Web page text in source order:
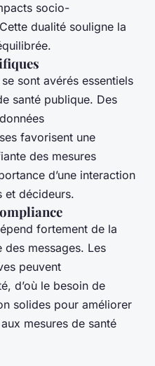
socio-
dualité souligne la
se sont avérés essentiels
santé publique. Des
favorisent une
des mesures
d’une interaction
et décideurs.
fortement de la
messages. Les
peuvent
d’où le besoin de
solides pour améliorer
mesures de santé